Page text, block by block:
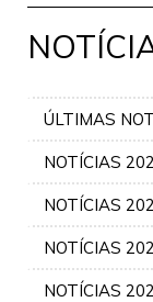
ÚLTIMAS
NOTÍCIAS
NOTÍCIAS
NOTÍCIAS
NOTÍCIAS